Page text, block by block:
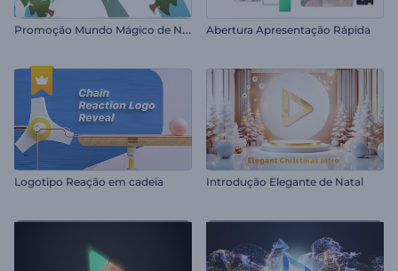
P
romoção Mundo Mágico de Natal Abertura Apresentação Rápida
Logotipo Reação em cadeia Introdução Elegante de Natal